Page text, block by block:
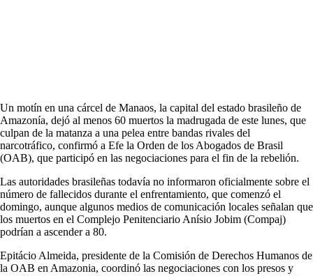
Un motín en una cárcel de Manaos, la capital del estado brasileño de
Amazonía, dejó al menos 60 muertos la madrugada de este lunes, que
culpan de la matanza a una pelea entre bandas rivales del
narcotráfico, confirmó a Efe la Orden de los Abogados de Brasil
(OAB), que participó en las negociaciones para el fin de la rebelión.
Las autoridades brasileñas todavía no informaron oficialmente sobre el
número de fallecidos durante el enfrentamiento, que comenzó el
domingo, aunque algunos medios de comunicación locales señalan que
los muertos en el Complejo Penitenciario Anísio Jobim (Compaj)
podrían a ascender a 80.
Epitácio Almeida, presidente de la Comisión de Derechos Humanos de
la OAB en Amazonia, coordinó las negociaciones con los presos y